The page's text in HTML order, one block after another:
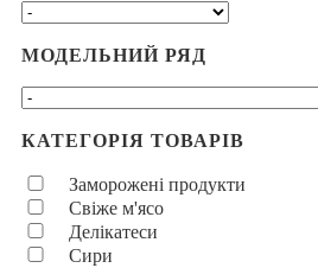
МОДЕЛЬНИЙ РЯД
КАТЕГОРІЯ ТОВАРІВ
Заморожені продукти
Свіже м'ясо
Делікатеси
Сири